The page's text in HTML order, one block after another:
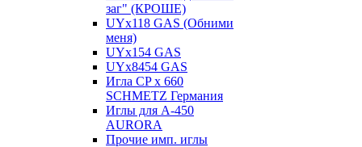
заг" (КРОШЕ)
UYx118 GAS (Обними
меня)
UYx154 GAS
UYx8454 GAS
Игла CP х 660
SCHMETZ Германия
Иглы для А-450
AURORA
Прочие имп. иглы